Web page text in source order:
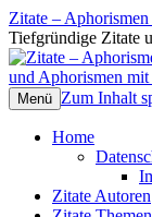
Zitate –
Tiefgründige Zitate
Menü Zum Inhalt
Home
Zitate Autoren